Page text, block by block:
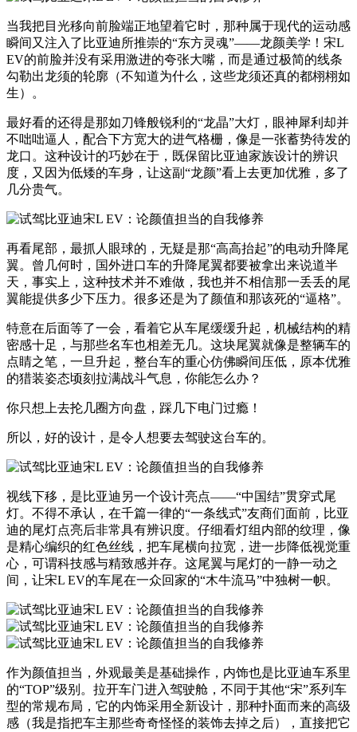
当我把目光移向前脸端正地望着它时，那种属于现代的运动感
瞬间又注入了比亚迪所推崇的“东方灵魂”——龙颜美学！宋L
EV的前脸并没有采用激进的夸张大嘴，而是通过极简的线条
勾勒出龙须的轮廓（不知道为什么，这些龙须还真的都栩栩如
生）。
最好看的还得是那如刀锋般锐利的“龙晶”大灯，眼神犀利却并
不咄咄逼人，配合下方宽大的进气格栅，像是一张蓄势待发的
龙口。这种设计的巧妙在于，既保留比亚迪家族设计的辨识
度，又因为低矮的车身，让这副“龙颜”看上去更加优雅，多了
几分贵气。
再看尾部，最抓人眼球的，无疑是那“高高抬起”的电动升降尾
翼。曾几何时，国外进口车的升降尾翼都要被拿出来说道半
天，事实上，这种技术并不难做，我也并不相信那一丢丢的尾
翼能提供多少下压力。很多还是为了颜值和那该死的“逼格”。
特意在后面等了一会，看着它从车尾缓缓升起，机械结构的精
密感十足，与那些名车也相差无几。这块尾翼就像是整辆车的
点睛之笔，一旦升起，整台车的重心仿佛瞬间压低，原本优雅
的猎装姿态顷刻拉满战斗气息，你能怎么办？
你只想上去抡几圈方向盘，踩几下电门过瘾！
所以，好的设计，是令人想要去驾驶这台车的。
视线下移，是比亚迪另一个设计亮点——“中国结”贯穿式尾
灯。不得不承认，在千篇一律的“一条线式”友商们面前，比亚
迪的尾灯点亮后非常具有辨识度。仔细看灯组内部的纹理，像
是精心编织的红色丝线，把车尾横向拉宽，进一步降低视觉重
心，可谓科技感与精致感并存。这尾翼与尾灯的一静一动之
间，让宋L EV的车尾在一众回家的“木牛流马”中独树一帜。
作为颜值担当，外观最美是基础操作，内饰也是比亚迪车系里
的“TOP”级别。拉开车门进入驾驶舱，不同于其他“宋”系列车
型的常规布局，它的内饰采用全新设计，那种扑面而来的高级
感（我是指把车主那些奇奇怪怪的装饰去掉之后），直接把它